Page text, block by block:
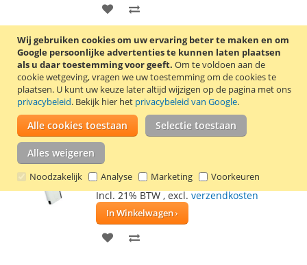
Wij gebruiken cookies om uw ervaring beter te maken en om
Google persoonlijke advertenties te kunnen laten plaatsen
als u daar toestemming voor geeft. Om te voldoen aan de
cookie wetgeving, vragen we uw toestemming om de cookies te
plaatsen. U kunt uw keuze later altijd wijzigen op de pagina met ons
privacybeleid. Bekijk hier het privacybeleid van Google.
Alle cookies toestaan Selectie toestaan
Alles weigeren
Noodzakelijk Analyse Marketing Voorkeuren
VOEG
AAN
VERLANGLIJST
TE
VERGELIJKEN
Deze slanke Krusell Donsö Case beschermt
uw tablet perfect en heeft een strakke
zakelijke uitstraling. Deze universele
tablethoes is geschikt voor tablets tussen
minimaal 210 x 165 x 5 mm en maximaal
265 x 180 x 15 mm.Lees verder
Krusell Donsö Universal Tablet Case
€ 22,50
Incl. 21% BTW, excl.verzendkosten
In Winkelwagen
VOEG